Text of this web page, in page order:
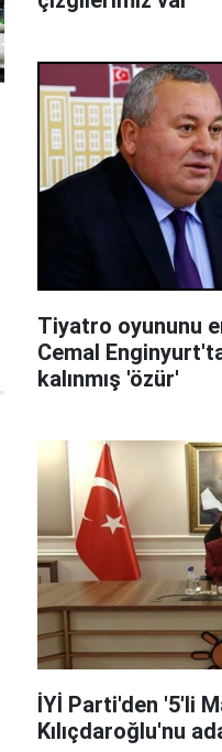
Tiyatro oyununu
Cemal
kalınmış 'özür'
İYİ Parti'den '5'li
Kılıçdaroğlu'nu